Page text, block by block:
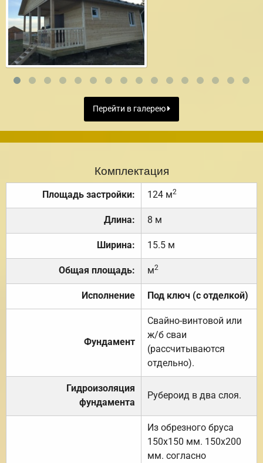
Перейти в галерею
Комплектация
Площадь застройки: 124 м2
Длина: 8 м
Ширина: 15.5 м
Общая площадь: м2
Исполнение Под ключ (с отделкой)
Фундамент
Свайно-винтовой или
ж/б сваи
(рассчитываются
отдельно).
Гидроизоляция
фундамента
Рубероид в два слоя.
Из обрезного бруса
150х150 мм. 150х200
мм. согласно